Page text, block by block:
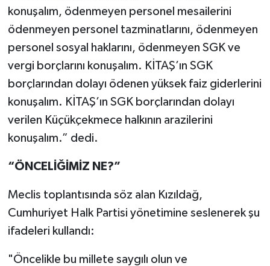
konuşalım, ödenmeyen personel mesailerini
ödenmeyen personel tazminatlarını, ödenmeyen
personel sosyal haklarını, ödenmeyen SGK ve
vergi borçlarını konuşalım. KİTAŞ’ın SGK
borçlarından dolayı ödenen yüksek faiz giderlerini
konuşalım. KİTAŞ’ın SGK borçlarından dolayı
verilen Küçükçekmece halkının arazilerini
konuşalım.” dedi.
“ÖNCELİĞİMİZ NE?”
Meclis toplantısında söz alan Kızıldağ,
Cumhuriyet Halk Partisi yönetimine seslenerek şu
ifadeleri kullandı:
"Öncelikle bu millete saygılı olun ve